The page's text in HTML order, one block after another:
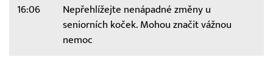
16:06
Nepřehlížejte nenápadné změny u
seniorních koček. Mohou značit vážnou
nemoc